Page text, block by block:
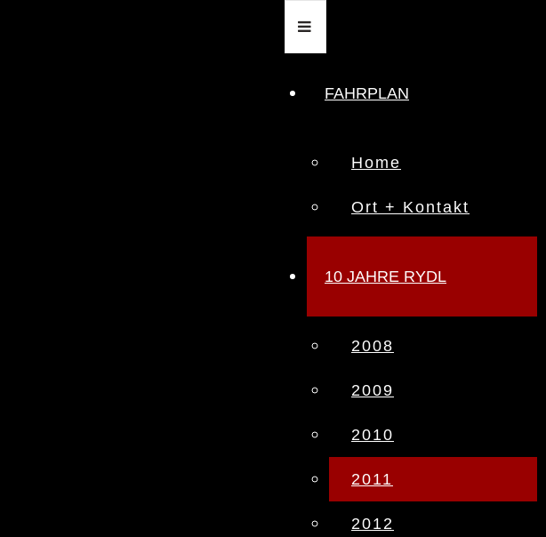
FAHRPLAN
Home
Ort + Kontakt
10 JAHRE RYDL
2008
2009
2010
2011
2012